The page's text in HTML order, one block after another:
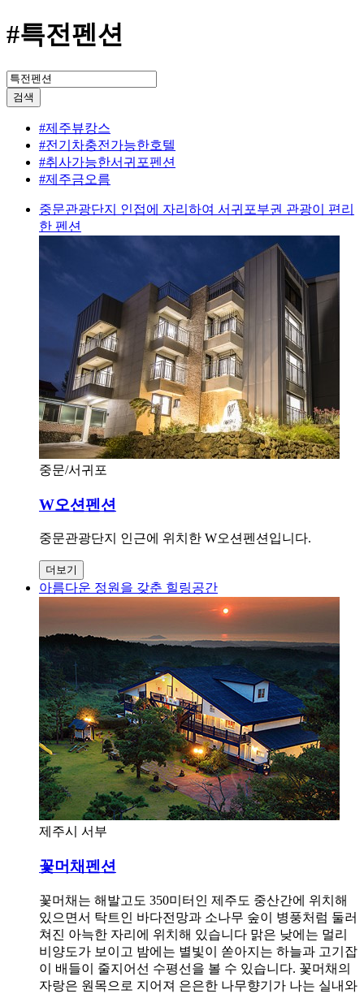
#특전펜션
검색
#제주뷰캉스
#전기차충전가능한호텔
#취사가능한서귀포펜션
#제주금오름
중문관광단지 인접에 자리하여 서귀포부권 관광이 편리
한 펜션
중문/서귀포
W오션펜션
중문관광단지 인근에 위치한 W오션펜션입니다.
더보기
아름다운 정원을 갖춘 힐링공간
제주시 서부
꽃머채펜션
꽃머채는 해발고도 350미터인 제주도 중산간에 위치해
있으면서 탁트인 바다전망과 소나무 숲이 병풍처럼 둘러
쳐진 아늑한 자리에 위치해 있습니다 맑은 낮에는 멀리
비양도가 보이고 밤에는 별빛이 쏟아지는 하늘과 고기잡
이 배들이 줄지어선 수평선을 볼 수 있습니다. 꽃머채의
자랑은 원목으로 지어져 은은한 나무향기가 나는 실내와